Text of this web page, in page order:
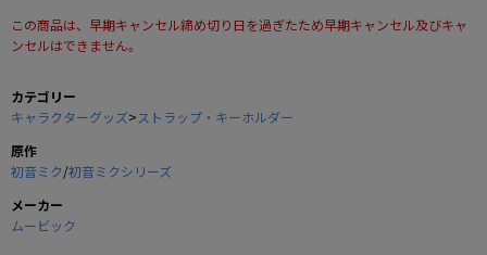
この商品は、早期キャンセル締め切り日を過ぎたため早期キャンセル及びキャ
ンセルはできません。
カテゴリー
キャラクターグッズ>ストラップ・キーホルダー
原作
初音ミク/初音ミクシリーズ
メーカー
ムービック